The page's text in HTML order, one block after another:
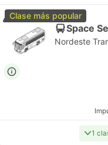
Clase más popular
Space
Nordeste
1